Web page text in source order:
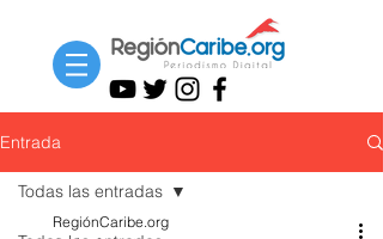
Entrada
Todas las entradas
RegiónCaribe.org